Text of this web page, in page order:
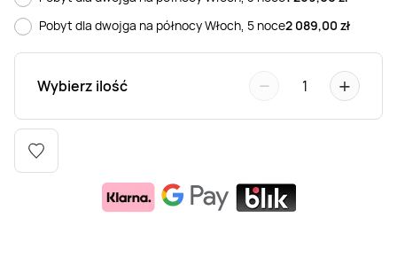
Weekend w SPA
Masaż klasyczny
Masaż Shiatsu
Pojazdy specjalne
Pojazdy militarne
Fitness
Tenis
Kurs żeglarski
Kurs motorowodny
Pobyt dla dwojga na północy Włoch, 5 noce2 089,00 zł
Wybierz ilość − 1 +